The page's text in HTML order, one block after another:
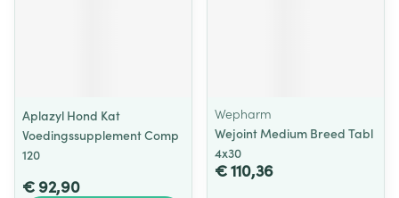
Aplazyl Hond Kat
Voedingssupplement Comp
120
€ 92,90
Wepharm
Wejoint Medium Breed Tabl
4x30
€ 110,36